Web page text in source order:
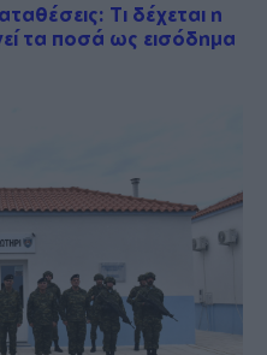
Τι δέχεται η
τα ποσά ως εισόδημα